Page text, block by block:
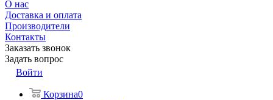
О нас
Доставка и оплата
Производители
Контакты
Заказать звонок
Задать вопрос
Войти
Корзина0